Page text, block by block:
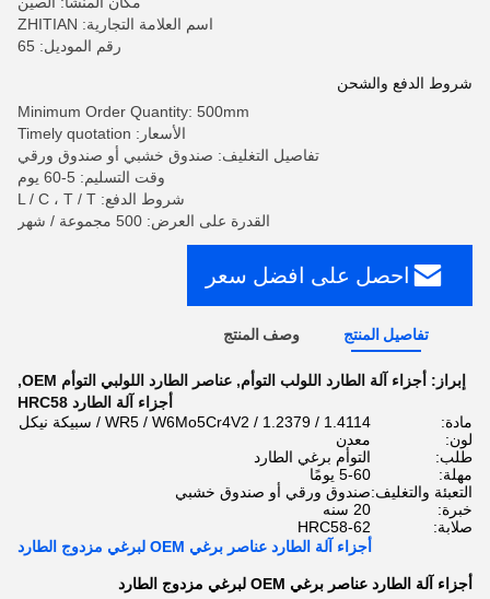
اسم العلامة التجارية: ZHITIAN
رقم الموديل: 65
شروط الدفع والشحن
Minimum Order Quantity: 500mm
الأسعار: Timely quotation
تفاصيل التغليف: صندوق خشبي أو صندوق ورقي
وقت التسليم: 5-60 يوم
شروط الدفع: L / C ، T / T
القدرة على العرض: 500 مجموعة / شهر
احصل على افضل سعر
تفاصيل المنتج وصف المنتج
إبراز: أجزاء آلة الطارد اللولب التوأم, عناصر الطارد اللولبي التوأم OEM
,
أجزاء آلة الطارد HRC58
مادة:
WR5 / W6Mo5Cr4V2 / 1.2379 / 1.4114 / سبيكة نيكل
لون:
معدن
طلب:
التوأم برغي الطارد
مهلة:
5-60 يومًا
التعبئة والتغليف:صندوق ورقي أو صندوق خشبي
خبرة:
20 سنه
صلابة:
HRC58-62
أجزاء آلة الطارد عناصر برغي OEM لبرغي مزدوج الطارد
أجزاء آلة الطارد عناصر برغي OEM لبرغي مزدوج الطارد